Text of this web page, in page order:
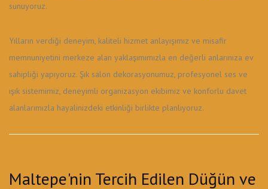
sunuyoruz.
Yılların verdiği deneyim, kaliteli hizmet anlayışımız ve misafir
memnuniyetini merkeze alan yaklaşımımızla en değerli anlarınıza ev
sahipliği yapıyoruz. Şık salon dekorasyonumuz, profesyonel ses ve
ışık sistemimiz, deneyimli organizasyon ekibimiz ve konforlu davet
alanlarımızla hayalinizdeki etkinliği birlikte planlıyoruz.
Maltepe'nin Tercih Edilen Düğün ve